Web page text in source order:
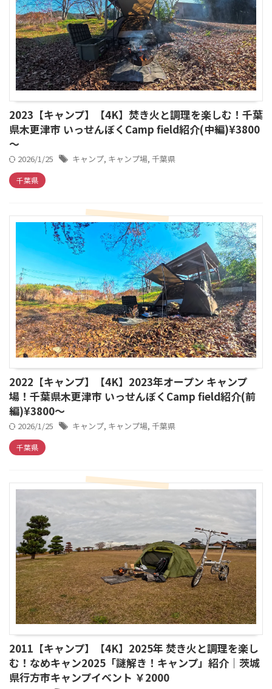
2023【キャンプ】【4K】焚き火と調理を楽しむ！千葉
県木更津市 いっせんぼくCamp field紹介(中編)¥3800
～
2026/1/25 キャンプ, キャンプ場, 千葉県
千葉県
2022【キャンプ】【4K】2023年オープン キャンプ
場！千葉県木更津市 いっせんぼくCamp field紹介(前
編)¥3800～
2026/1/25 キャンプ, キャンプ場, 千葉県
千葉県
2011【キャンプ】【4K】2025年 焚き火と調理を楽し
む！なめキャン2025「謎解き！キャンプ」紹介｜茨城
県行方市キャンプイベント ￥2000